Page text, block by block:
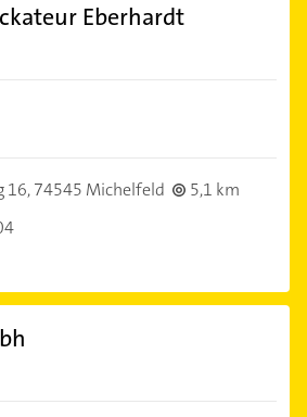
Eberhardt
16,74545 Michelfeld
5,1 km